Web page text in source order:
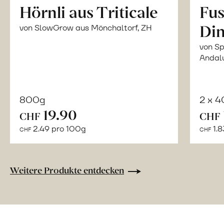
Hörnli aus Triticale
von SlowGrow aus Mönchaltorf, ZH
800g
CHF 19.90
CHF 2.49 pro 100g
von
2 x
CHF
CHF
Weitere Produkte entdecken